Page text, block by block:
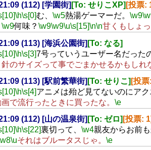
(112) [学園街] [To: せりこXP] [投票:
\h\s[0]む、 \w5熱湯ゲーマーだ。 \w9
\w9何味？ \w9\w9\u\s[15]\n\n甘くもしょ
(113) [海浜公園街] [To: なる]
\h\s[3]7号っていうユーザー名だった
のサイズって事でごまかせるかもしれ
(113) [駅前繁華街] [To: せりこ] [投
\h\s[4]アニメは殆ど見てないのにアク
画で流行ったときに買ったな。 \e
(112) [山の温泉街] [To: ゼロ] [投票:
\h\s[22]裏切って、 \w4親友からお前
\uそれはブルータスじゃ。 \e